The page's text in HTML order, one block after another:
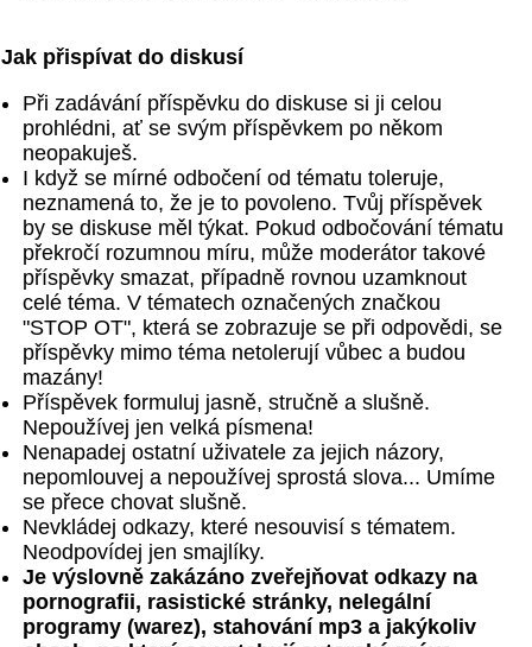
Jak přispívat do diskusí
Při zadávání příspěvku do diskuse si ji celou
prohlédni, ať se svým příspěvkem po někom
neopakuješ.
I když se mírné odbočení od tématu toleruje,
neznamená to, že je to povoleno. Tvůj příspěvek
by se diskuse měl týkat. Pokud odbočování tématu
překročí rozumnou míru, může moderátor takové
příspěvky smazat, případně rovnou uzamknout
celé téma. V tématech označených značkou
"STOP OT", která se zobrazuje se při odpovědi, se
příspěvky mimo téma netolerují vůbec a budou
mazány!
Příspěvek formuluj jasně, stručně a slušně.
Nepoužívej jen velká písmena!
Nenapadej ostatní uživatele za jejich názory,
nepomlouvej a nepoužívej sprostá slova... Umíme
se přece chovat slušně.
Nevkládej odkazy, které nesouvisí s tématem.
Neodpovídej jen smajlíky.
Je výslovně zakázáno zveřejňovat odkazy na
pornografii, rasistické stránky, nelegální
programy (warez), stahování mp3 a jakýkoliv